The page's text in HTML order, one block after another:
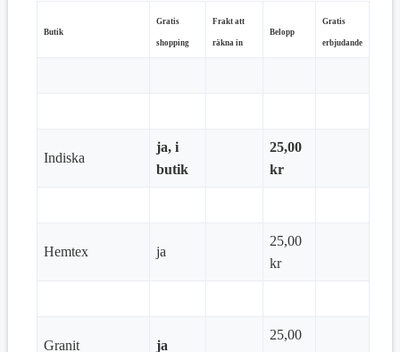
Butik
Gratis
shopping
Frakt att
räkna in
Belopp
Gratis
erbjudande
Indiska
ja, i
butik
25,00
kr
Hemtex ja
25,00
kr
Granit ja
25,00